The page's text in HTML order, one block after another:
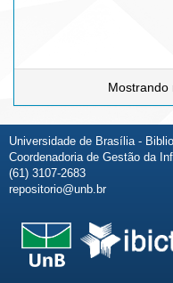
Mostrando
Universidade de Brasília -
Coordenadoria de Gestão da
(61) 3107-2683
repositorio@unb.br